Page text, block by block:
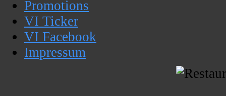
Promotions
VI Ticker
VI Facebook
Impressum